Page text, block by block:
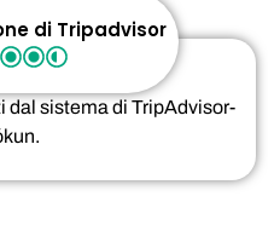
di Tripadvisor
dal sistema di TripAdvisor-